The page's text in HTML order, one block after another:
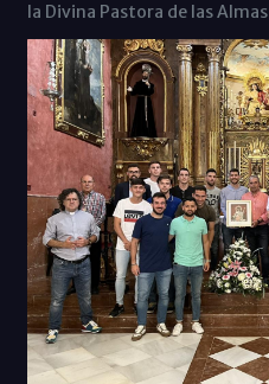
la Divina Pastora de las Almas